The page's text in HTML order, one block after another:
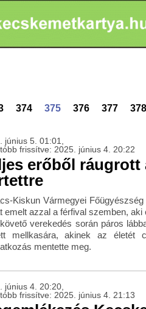
374 375 376 377 378
június 5. 01:01,
frissítve: 2025. június 4. 20:22
erőből
Kiskun Vármegyei
emelt azzal a férfival szemben,
verekedés során páros
mellkasára, akinek az
mentette meg.
június 4. 20:20,
frissítve: 2025. június 4. 21:13